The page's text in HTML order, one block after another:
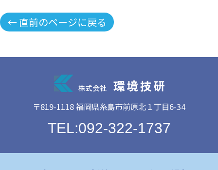
← 直前のページに戻る
〒819-1118 福岡県糸島市前原北１丁目6-34
TEL:092-322-1737